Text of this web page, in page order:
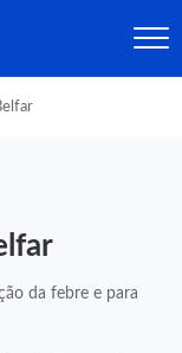
da febre e para